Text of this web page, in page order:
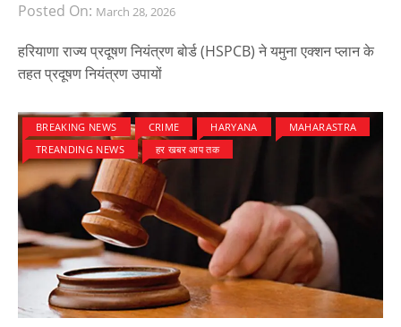
Posted On: March 28, 2026
हरियाणा राज्य प्रदूषण नियंत्रण बोर्ड (HSPCB) ने यमुना एक्शन प्लान के
तहत प्रदूषण नियंत्रण उपायों
BREAKING NEWS CRIME HARYANA
MAHARASTRA
TREANDING NEWS
हर खबर आप तक